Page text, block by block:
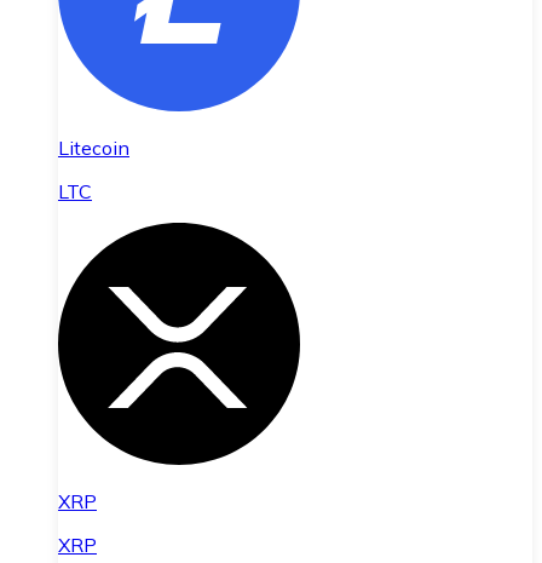
Litecoin
LTC
XRP
XRP